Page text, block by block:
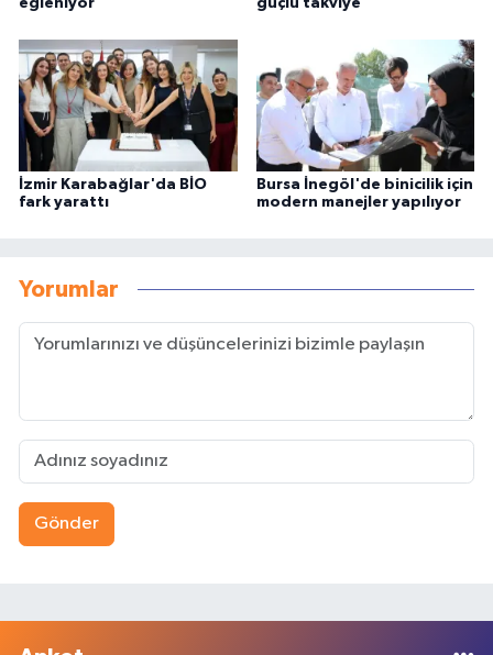
eğleniyor
güçlü takviye
İzmir Karabağlar'da BİO
fark yarattı
Bursa İnegöl'de binicilik için
modern manejler yapılıyor
Yorumlar
Gönder